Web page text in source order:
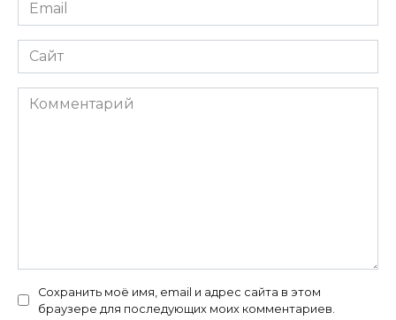
*
Сайт
Комментарий
Сохранить моё имя, email и адрес сайта в этом
браузере для последующих моих комментариев.